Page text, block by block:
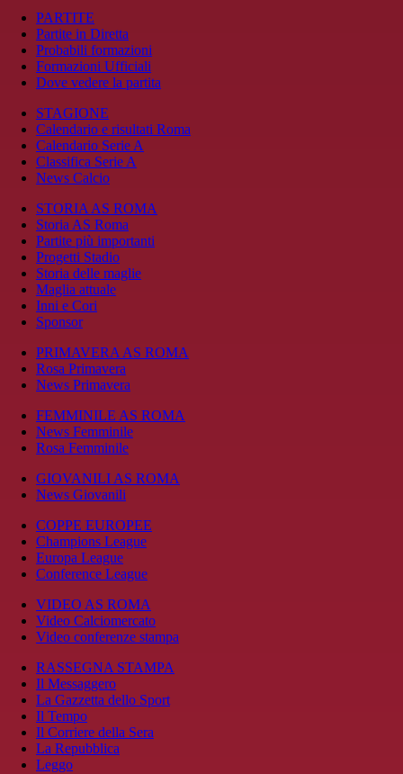
PARTITE
Partite in Diretta
Probabili formazioni
Formazioni Ufficiali
Dove vedere la partita
STAGIONE
Calendario e risultati Roma
Calendario Serie A
Classifica Serie A
News Calcio
STORIA AS ROMA
Storia AS Roma
Partite più importanti
Progetti Stadio
Storia delle maglie
Maglia attuale
Inni e Cori
Sponsor
PRIMAVERA AS ROMA
Rosa Primavera
News Primavera
FEMMINILE AS ROMA
News Femminile
Rosa Femminile
GIOVANILI AS ROMA
News Giovanili
COPPE EUROPEE
Champions League
Europa League
Conference League
VIDEO AS ROMA
Video Calciomercato
Video conferenze stampa
RASSEGNA STAMPA
Il Messaggero
La Gazzetta dello Sport
Il Tempo
Il Corriere della Sera
La Repubblica
Leggo